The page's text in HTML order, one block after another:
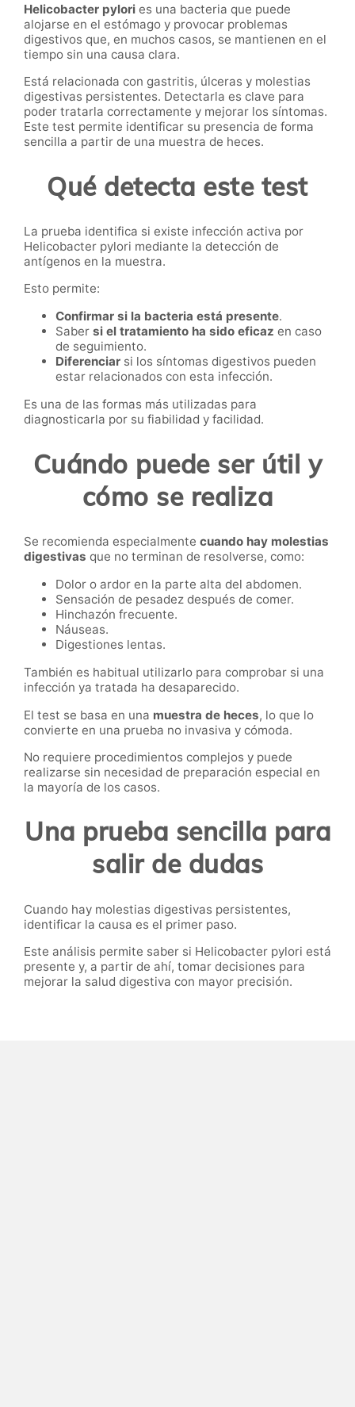
Helicobacter pylori es una bacteria que puede
alojarse en el estómago y provocar problemas
digestivos que, en muchos casos, se mantienen en el
tiempo sin una causa clara.
Está relacionada con gastritis, úlceras y molestias
digestivas persistentes. Detectarla es clave para
poder tratarla correctamente y mejorar los síntomas.
Este test permite identificar su presencia de forma
sencilla a partir de una muestra de heces.
Qué detecta este test
La prueba identifica si existe infección activa por
Helicobacter pylori mediante la detección de
antígenos en la muestra.
Esto permite:
Confirmar si la bacteria está presente.
Saber si el tratamiento ha sido eficaz en caso
de seguimiento.
Diferenciar si los síntomas digestivos pueden
estar relacionados con esta infección.
Es una de las formas más utilizadas para
diagnosticarla por su fiabilidad y facilidad.
Cuándo puede ser útil y
cómo se realiza
Se recomienda especialmente cuando hay molestias
digestivas que no terminan de resolverse, como:
Dolor o ardor en la parte alta del abdomen.
Sensación de pesadez después de comer.
Hinchazón frecuente.
Náuseas.
Digestiones lentas.
También es habitual utilizarlo para comprobar si una
infección ya tratada ha desaparecido.
El test se basa en una muestra de heces, lo que lo
convierte en una prueba no invasiva y cómoda.
No requiere procedimientos complejos y puede
realizarse sin necesidad de preparación especial en
la mayoría de los casos.
Una prueba sencilla para
salir de dudas
Cuando hay molestias digestivas persistentes,
identificar la causa es el primer paso.
Este análisis permite saber si Helicobacter pylori está
presente y, a partir de ahí, tomar decisiones para
mejorar la salud digestiva con mayor precisión.